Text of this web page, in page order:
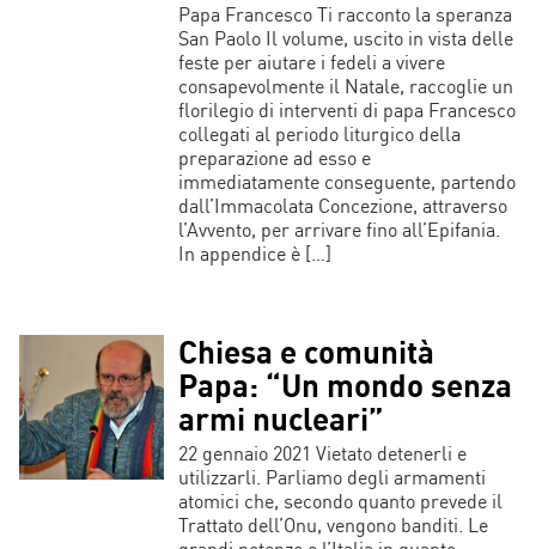
Papa Francesco Ti racconto la speranza
San Paolo Il volume, uscito in vista delle
feste per aiutare i fedeli a vivere
consapevolmente il Natale, raccoglie un
florilegio di interventi di papa Francesco
collegati al periodo liturgico della
preparazione ad esso e
immediatamente conseguente, partendo
dall’Immacolata Concezione, attraverso
l’Avvento, per arrivare fino all’Epifania.
In appendice è […]
Chiesa e comunità
Papa: “Un mondo senza
armi nucleari”
22 gennaio 2021 Vietato detenerli e
utilizzarli. Parliamo degli armamenti
atomici che, secondo quanto prevede il
Trattato dell’Onu, vengono banditi. Le